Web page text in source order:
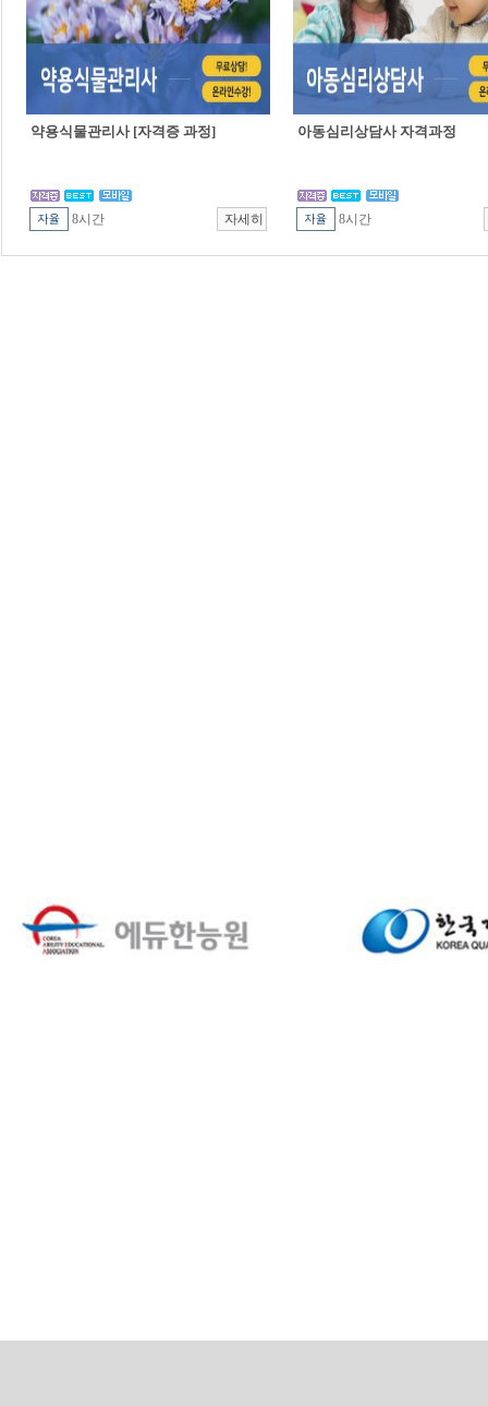
약용식물관리사 [자격증 과정]
8시간
아동심리상담사 자격과정
8시간